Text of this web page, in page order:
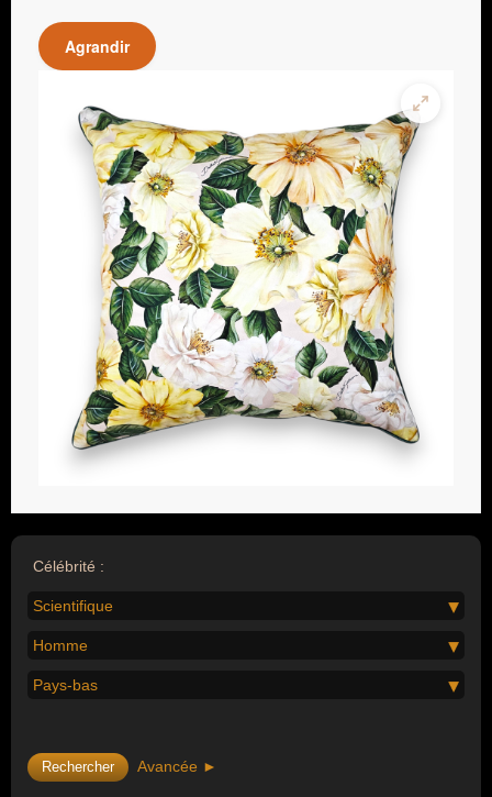
Agrandir
Célébrité :
Scientifique
Homme
Pays-bas
Avancée ►